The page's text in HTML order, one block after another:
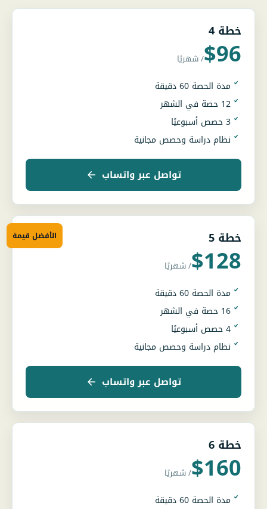
خطة 4
$96/ شهريًا
مدة الحصة 60 دقيقة
12 حصة في الشهر
3 حصص أسبوعيًا
نظام دراسة وحصص مجانية
تواصل عبر واتساب
الأفضل قيمة خطة 5
$128/ شهريًا
مدة الحصة 60 دقيقة
16 حصة في الشهر
4 حصص أسبوعيًا
نظام دراسة وحصص مجانية
تواصل عبر واتساب
خطة 6
$160/ شهريًا
مدة الحصة 60 دقيقة